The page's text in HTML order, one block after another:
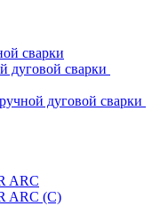
сварки
дуговой сварки
дуговой сварки
ARC
ARC (С)